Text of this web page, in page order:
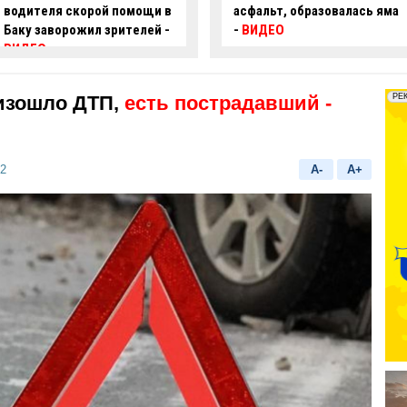
асфальт, образовалась яма
-ВИДЕО
пробил ограждение и
перевернулся –
ДТП, есть пострадавший -
A- A+